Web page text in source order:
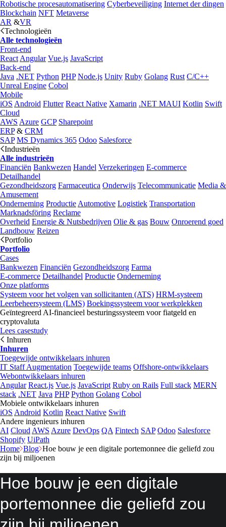
Robotische procesautomatisering Cyberbeveiliging Internet der dingen
Blockchain NFT Metaverse
AR &VR
Technologieën
Alle technologieën
Front-end
React Angular Vue.js JavaScript
Back-end
Java .NET Python PHP Node.js Unity Ruby Golang Rust C/C++
Unreal Engine Cobol
Mobile
iOS Android Flutter React Native Xamarin .NET MAUI Kotlin Swift
Cloud
AWS Azure GCP Sharepoint
ERP& CRM
SAP MS Dynamics 365 Odoo Salesforce
Industrieën
Alle industrieën
Financiën Bankwezen Handel Verzekeringen E-commerce
Detailhandel
Gezondheidszorg Farmaceutica Onderwijs Telecommunicatie Media &
Amusement
Onderneming Productie Automotive Logistiek Transportation
Marknadsföring Reclame
Overheid Energie & Nutsbedrijven Olie & gas Bouw Onroerend goed
Landbouw Reizen
Portfolio
Portfolio
Cases
Bankwezen Financiën Gezondheidszorg Farma
E-commerce Detailhandel Productie Onderneming
Onze platforms
Systeem voor het volgen van sollicitanten (ATS) HRM-systeem
Leerbeheersysteem (LMS) Boekingssysteem voor werkplekken
Geïntegreerd AI-financieel besturingssysteem voor fiatgeld en
cryptovaluta
Lees casestudy
Inhuren
Inhuren
Toegewijde ontwikkelaars inhuren
IT Staff Augmentation Toegewijde teams Offshore-ontwikkelaars
Webontwikkelaars inhuren
Angular React.js Vue.js JavaScript Ruby on Rails Full stack MERN
stack .NET Java PHP Python Golang Cobol
Mobiele ontwikkelaars inhuren
iOS Android Kotlin React Native Swift
Andere ingenieurs inhuren
AI Cloud AWS Azure DevOps QA Fintech SAP Odoo Salesforce
Shopify UiPath
Home Blog Hoe bouw je een digitale portemonnee die geliefd zou
zijn bij miljoenen
Hoe bouw je een digitale
portemonnee die geliefd zou